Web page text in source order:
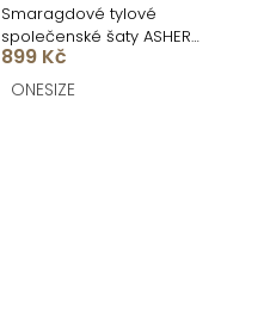
Smaragdové tylové
společenské šaty ASHER
s dlouhým rukávem
899 Kč
ONESIZE